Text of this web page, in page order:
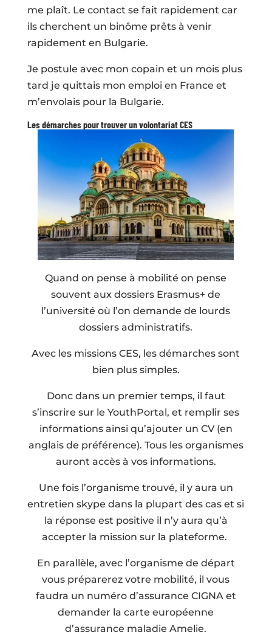
me plaît. Le contact se fait rapidement car
ils cherchent un binôme prêts à venir
rapidement en Bulgarie.
Je postule avec mon copain et un mois plus
tard je quittais mon emploi en France et
m’envolais pour la Bulgarie.
Les démarches pour trouver un volontariat CES
Quand on pense à mobilité on pense
souvent aux dossiers Erasmus+ de
l’université où l’on demande de lourds
dossiers administratifs.
Avec les missions CES, les démarches sont
bien plus simples.
Donc dans un premier temps, il faut
s’inscrire sur le YouthPortal, et remplir ses
informations ainsi qu’ajouter un CV (en
anglais de préférence). Tous les organismes
auront accès à vos informations.
Une fois l’organisme trouvé, il y aura un
entretien skype dans la plupart des cas et si
la réponse est positive il n’y aura qu’à
accepter la mission sur la plateforme.
En parallèle, avec l’organisme de départ
vous préparerez votre mobilité, il vous
faudra un numéro d’assurance CIGNA et
demander la carte européenne
d’assurance maladie Amelie.